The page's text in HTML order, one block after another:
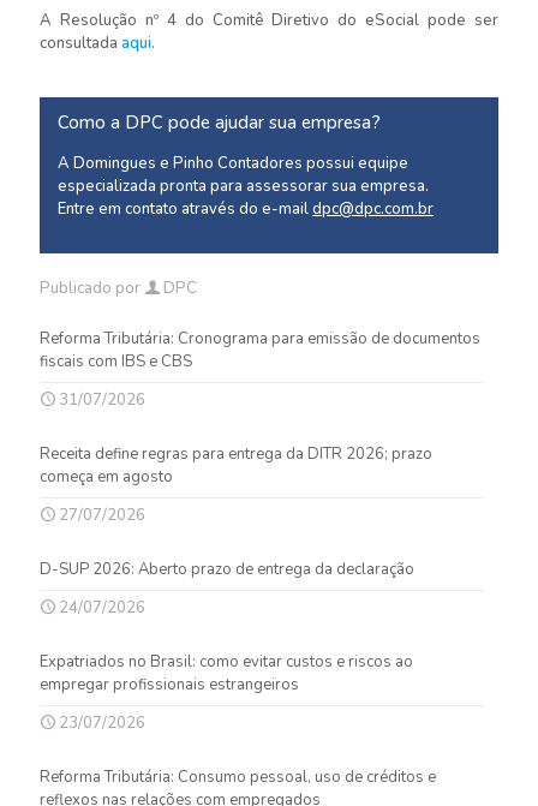
A Resolução nº 4 do Comitê Diretivo do eSocial pode ser
consultada aqui.
Como a DPC pode ajudar sua empresa?
A Domingues e Pinho Contadores possui equipe
especializada pronta para assessorar sua empresa.
Entre em contato através do e-maildpc@dpc.com.br
Publicado por DPC
Reforma Tributária: Cronograma para emissão de documentos
fiscais com IBS e CBS
31/07/2026
Receita define regras para entrega da DITR 2026; prazo
começa em agosto
27/07/2026
D-SUP 2026: Aberto prazo de entrega da declaração
24/07/2026
Expatriados no Brasil: como evitar custos e riscos ao
empregar profissionais estrangeiros
23/07/2026
Reforma Tributária: Consumo pessoal, uso de créditos e
reflexos nas relações com empregados